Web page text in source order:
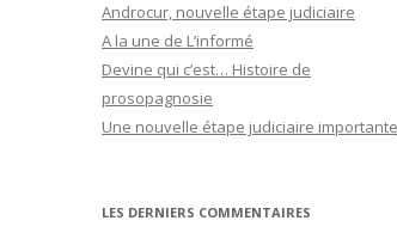
Androcur, nouvelle étape judiciaire
A la une de L’informé
Devine qui c’est… Histoire de
prosopagnosie
Une nouvelle étape judiciaire importante
LES DERNIERS COMMENTAIRES